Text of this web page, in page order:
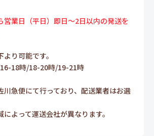
営業日（平日）即日～2日以内の発送を
り可能です。
18時/18-20時/19-21時
川急便にて行っており、配送業者はお選
よって運送会社が異なります。